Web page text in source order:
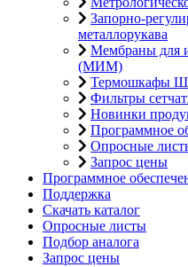
Запорно-
металлорукава
Мембраны для
(МИМ)
Термошкафы
Фильтры
Новинки
Программное
Опросные
Запрос цены
Программное
Поддержка
Скачать каталог
Опросные листы
Подбор аналога
Запрос цены